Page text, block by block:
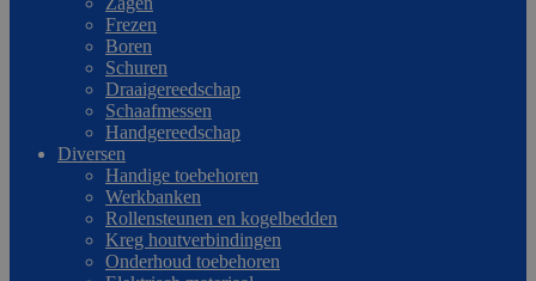
Frezen
Boren
Schuren
Draaigereedschap
Schaafmessen
Handgereedschap
Diversen
Handige toebehoren
Werkbanken
Rollensteunen en kogelbedden
Kreg houtverbindingen
Onderhoud toebehoren